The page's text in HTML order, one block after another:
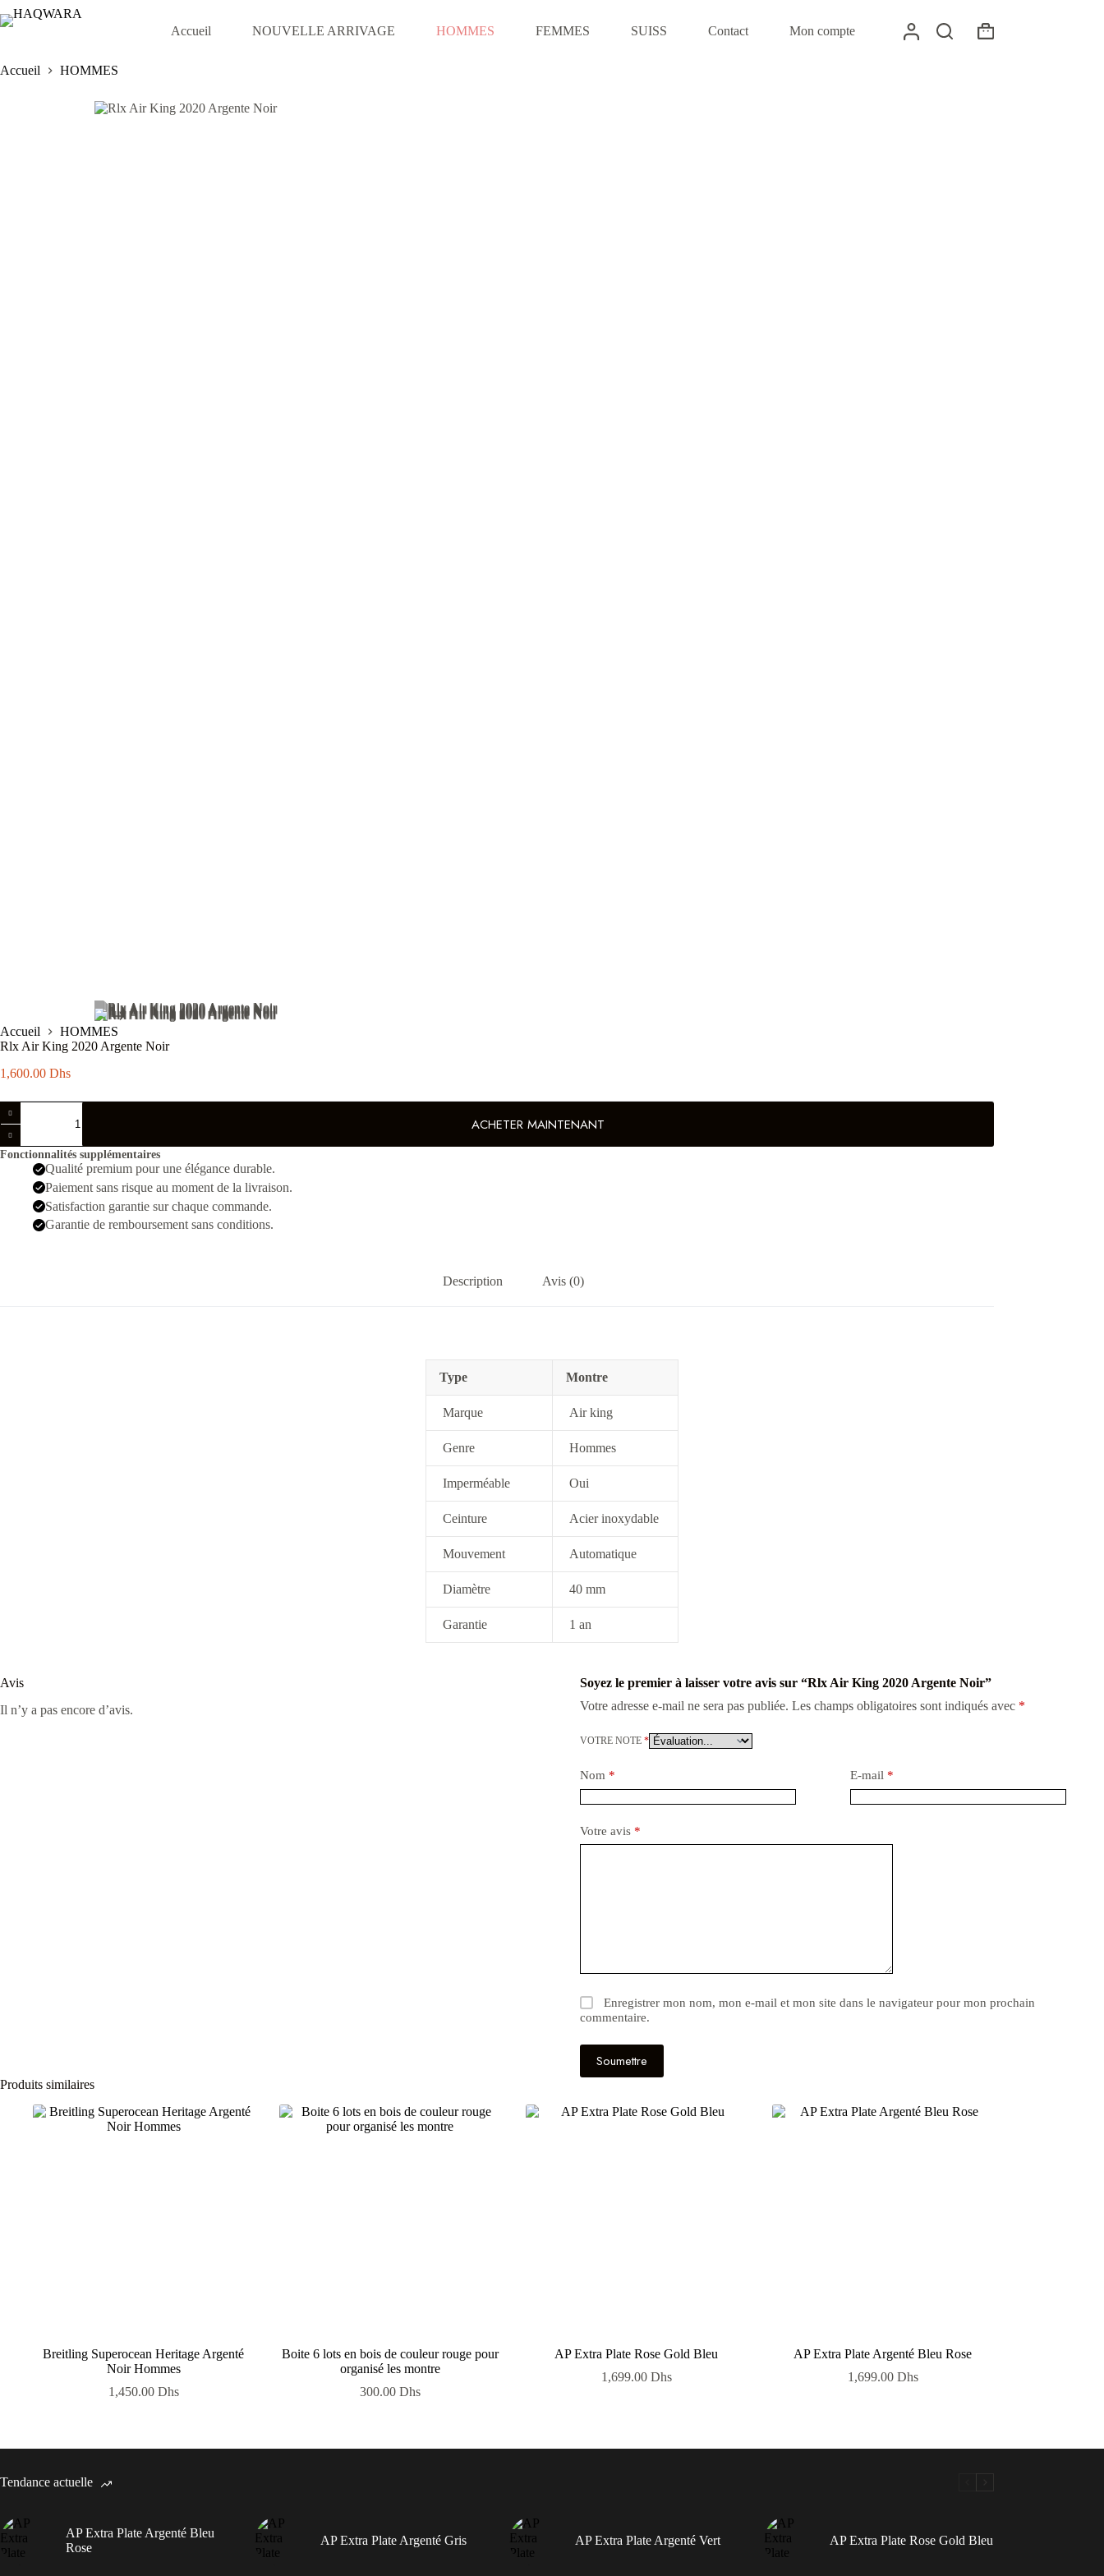
Passer
au
Accueil NOUVELLE ARRIVAGE HOMMES FEMMES SUISS Contact Mon compte
Panier
Accueil
HOMMES
Accueil
HOMMES
Rlx Air King 2020 Argente Noir
1,600.00 Dhs
de
Rlx
Air
Argente
ACHETER MAINTENANT
Fonctionnalités supplémentaires
Qualité premium pour une élégance durable.
Paiement sans risque au moment de la livraison.
Satisfaction garantie sur chaque commande.
Garantie de remboursement sans conditions.
Description Avis (0)
Type Montre
Marque Air king
Genre Hommes
Imperméable Oui
Ceinture Acier inoxydable
Mouvement Automatique
Diamètre 40 mm
Garantie 1 an
Avis
Il n’y a pas encore d’avis.
Soyez le premier à laisser votre avis sur “Rlx Air King 2020 Argente Noir”
Votre adresse e-mail ne sera pas publiée. Les champs obligatoires sont indiqués avec *
VOTRE NOTE *
Nom * E-mail *
Votre avis *
Enregistrer mon nom, mon e-mail et mon site dans le navigateur pour mon prochain
commentaire.
Soumettre
Produits similaires
Breitling Superocean Heritage Argenté
Noir Hommes
1,450.00 Dhs
Boite 6 lots en bois de couleur rouge pour
organisé les montre
300.00 Dhs
AP Extra Plate Rose Gold Bleu
1,699.00 Dhs
AP Extra Plate Argenté Bleu Rose
1,699.00 Dhs
Tendance actuelle
AP Extra Plate Argenté Bleu
Rose
AP Extra Plate Argenté Gris AP Extra Plate Argenté Vert AP Extra Plate Rose Gold Bleu